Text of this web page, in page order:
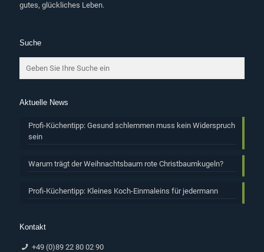
gutes, glückliches Leben.
Suche
Aktuelle News
Profi-Küchentipp: Gesund schlemmen muss kein Widerspruch
sein
Warum trägt der Weihnachtsbaum rote Christbaumkugeln?
Profi-Küchentipp: Kleines Koch-Einmaleins für jedermann
Kontakt
+49 (0)89 22 80 02 90